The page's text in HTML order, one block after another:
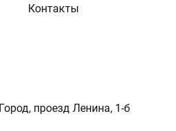
проезд Ленина, 1-б
Контакты